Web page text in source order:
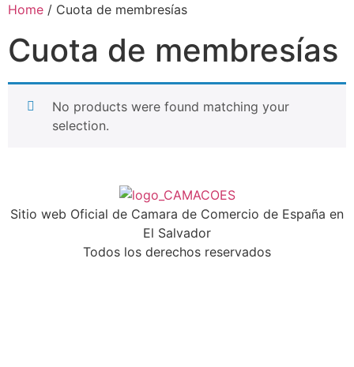
Home / Cuota de membresías
Cuota de membresías
No products were found matching your
selection.
Sitio web Oficial de Camara de Comercio de España en
El Salvador
Todos los derechos reservados